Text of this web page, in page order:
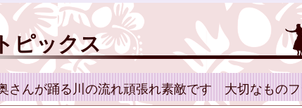
ピックス
さんが踊る川の流れ頑張れ素敵です 大切なものフ